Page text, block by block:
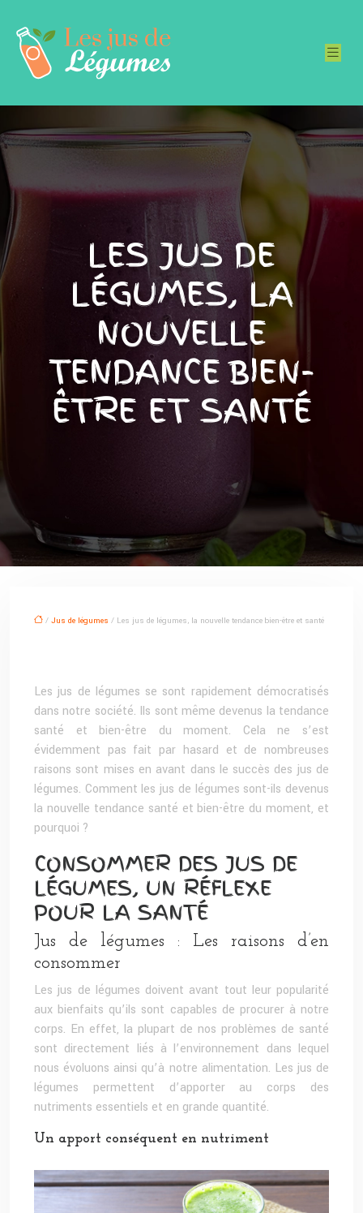
LES JUS DE
LÉGUMES, LA
NOUVELLE
TENDANCE BIEN-
ÊTRE ET SANTÉ
/ Jus de légumes / Les jus de légumes, la nouvelle tendance bien-être et santé
Les jus de légumes se sont rapidement démocratisés
dans notre société. Ils sont même devenus la tendance
santé et bien-être du moment. Cela ne s’est
évidemment pas fait par hasard et de nombreuses
raisons sont mises en avant dans le succès des jus de
légumes. Comment les jus de légumes sont-ils devenus
la nouvelle tendance santé et bien-être du moment, et
pourquoi ?
CONSOMMER DES JUS DE
LÉGUMES, UN RÉFLEXE
POUR LA SANTÉ
Jus de légumes : Les raisons d’en
consommer
Les jus de légumes doivent avant tout leur popularité
aux bienfaits qu’ils sont capables de procurer à notre
corps. En effet, la plupart de nos problèmes de santé
sont directement liés à l’environnement dans lequel
nous évoluons ainsi qu’à notre alimentation. Les jus de
légumes permettent d’apporter au corps des
nutriments essentiels et en grande quantité.
Un apport conséquent en nutriment